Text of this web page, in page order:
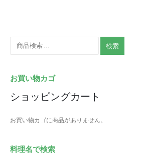
検索
お買い物カゴ
ショッピングカート
お買い物カゴに商品がありません。
料理名で検索